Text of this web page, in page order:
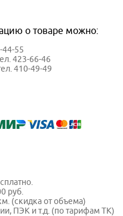
о товаре можно:
44-55
423-66-46
410-49-49
руб.
(скидка от объема)
ПЭК и т.д. (по тарифам ТК)